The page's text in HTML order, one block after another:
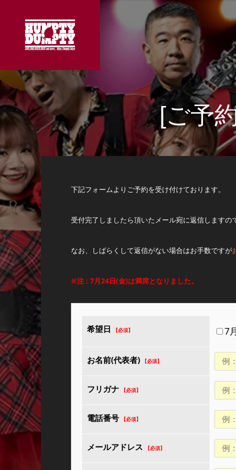
[ご予
下記フォームよりご予約を受け付けております。
受付完了しましたら頂いたメール宛に返信しますの
なお、しばらくして返信がない場合はお手数ですが
※注 : 7月24日(金)は満席となりました。
希望日 7
お名前(代表者)
フリガナ
電話番号
メールアドレス